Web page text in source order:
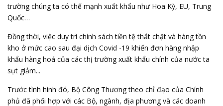
trường chúng ta có thế mạnh xuất khẩu như Hoa Kỳ, EU, Trung
Quốc…
Đồng thời, việc duy trì chính sách tiền tệ thắt chặt và hàng tồn
kho ở mức cao sau đại dịch Covid -19 khiến đơn hàng nhập
khẩu hàng hoá của các thị trường xuất khẩu chính của nước ta
sụt giảm...
Trước tình hình đó, Bộ Công Thương theo chỉ đạo của Chính
phủ đã phối hợp với các Bộ, ngành, địa phương và các doanh